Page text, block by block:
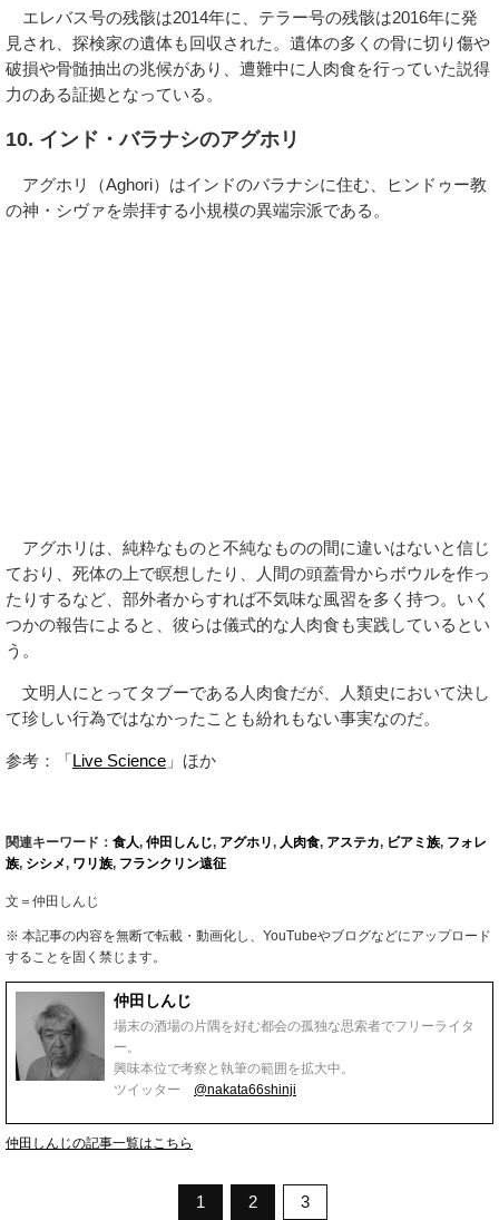
エレバス号の残骸は2014年に、テラー号の残骸は2016年に発
見され、探検家の遺体も回収された。遺体の多くの骨に切り傷や
破損や骨髄抽出の兆候があり、遭難中に人肉食を行っていた説得
力のある証拠となっている。
10. インド・バラナシのアグホリ
アグホリ（Aghori）はインドのバラナシに住む、ヒンドゥー教
の神・シヴァを崇拝する小規模の異端宗派である。
アグホリは、純粋なものと不純なものの間に違いはないと信じ
ており、死体の上で瞑想したり、人間の頭蓋骨からボウルを作っ
たりするなど、部外者からすれば不気味な風習を多く持つ。いく
つかの報告によると、彼らは儀式的な人肉食も実践しているとい
う。
文明人にとってタブーである人肉食だが、人類史において決し
て珍しい行為ではなかったことも紛れもない事実なのだ。
参考：「Live Science 」ほか
関連キーワード： 食人, 仲田しんじ, アグホリ, 人肉食, アステカ, ビアミ族, フォレ
族, シシメ, ワリ族, フランクリン遠征
文＝仲田しんじ
※ 本記事の内容を無断で転載・動画化し、YouTubeやブログなどにアップロード
することを固く禁じます。
仲田しんじ
場末の酒場の片隅を好む都会の孤独な思索者でフリーライタ
ー。
興味本位で考察と執筆の範囲を拡大中。
ツイッター @nakata66shinji
仲田しんじの記事一覧はこちら
1 2 3